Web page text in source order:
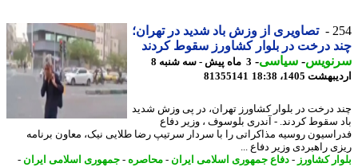
تصاویری از وزش باد شدید در تهران؛
درخت در بلوار کشاورز سقوط کردند
-سیاسی-
3 ماه پیش - سه شنبه 8
1405، 18:38
81355141
درخت در بلوار کشاورز تهران، در پی وزش شدید
سقوط کردند. - آندری بلوسوف ، وزیر دفاع
روسیه مذاکراتی را با سردار سرتیپ رضا طلایی نیک، معاون برنامه
راهبردی وزیر دفاع ...
کشاورز-دفاع جمهوری اسلامی ایران - محاصره-جمهوری اسلامی ایران -